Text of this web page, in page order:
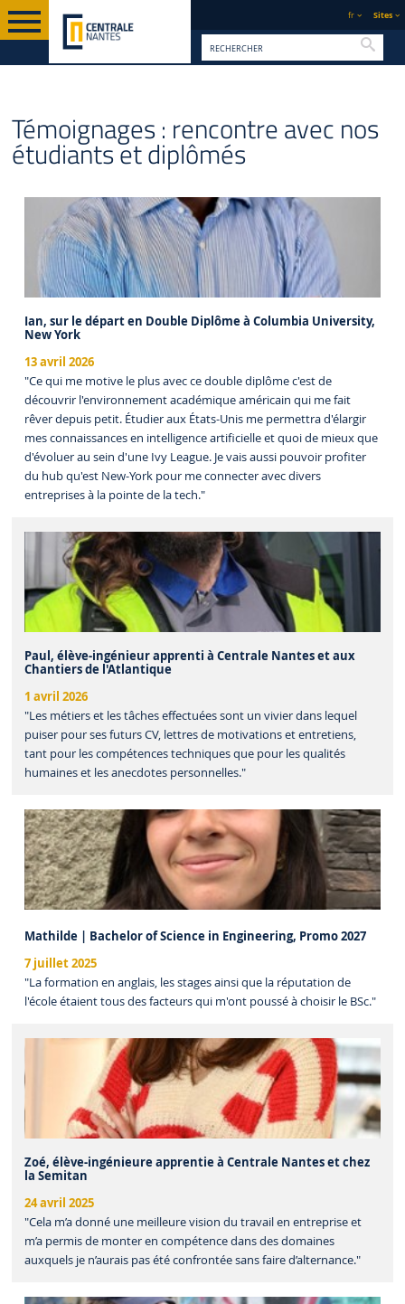
fr Sites
Témoignages : rencontre avec nos
étudiants et diplômés
Ian, sur le départ en Double Diplôme à Columbia University,
New York
13 avril 2026
"Ce qui me motive le plus avec ce double diplôme c'est de
découvrir l'environnement académique américain qui me fait
rêver depuis petit. Étudier aux États-Unis me permettra d'élargir
mes connaissances en intelligence artificielle et quoi de mieux que
d'évoluer au sein d'une Ivy League. Je vais aussi pouvoir profiter
du hub qu'est New-York pour me connecter avec divers
entreprises à la pointe de la tech."
Paul, élève-ingénieur apprenti à Centrale Nantes et aux
Chantiers de l'Atlantique
1 avril 2026
"Les métiers et les tâches effectuées sont un vivier dans lequel
puiser pour ses futurs CV, lettres de motivations et entretiens,
tant pour les compétences techniques que pour les qualités
humaines et les anecdotes personnelles."
Mathilde | Bachelor of Science in Engineering, Promo 2027
7 juillet 2025
"La formation en anglais, les stages ainsi que la réputation de
l'école étaient tous des facteurs qui m'ont poussé à choisir le BSc."
Zoé, élève-ingénieure apprentie à Centrale Nantes et chez
la Semitan
24 avril 2025
"Cela m’a donné une meilleure vision du travail en entreprise et
m’a permis de monter en compétence dans des domaines
auxquels je n’aurais pas été confrontée sans faire d’alternance."